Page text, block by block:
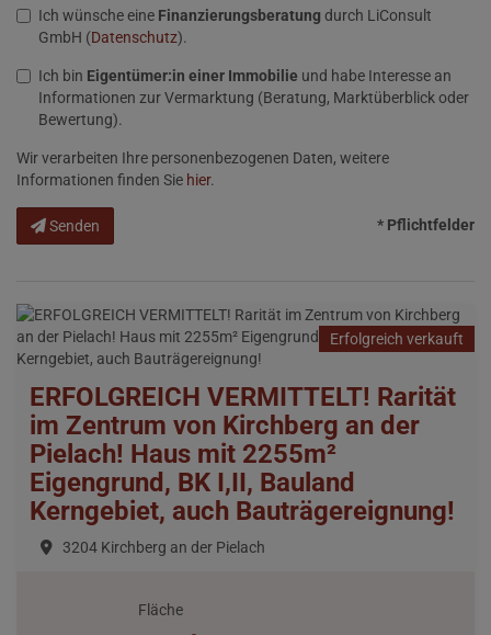
Ich wünsche eine Finanzierungsberatung durch LiConsult
GmbH (Datenschutz).
Ich bin Eigentümer:in einer Immobilie und habe Interesse an
Informationen zur Vermarktung (Beratung, Marktüberblick oder
Bewertung).
Wir verarbeiten Ihre personenbezogenen Daten, weitere
Informationen finden Sie hier.
Senden * Pflichtfelder
Erfolgreich verkauft
ERFOLGREICH VERMITTELT! Rarität
im Zentrum von Kirchberg an der
Pielach! Haus mit 2255m²
Eigengrund, BK I,II, Bauland
Kerngebiet, auch Bauträgereignung!
3204 Kirchberg an der Pielach
Fläche